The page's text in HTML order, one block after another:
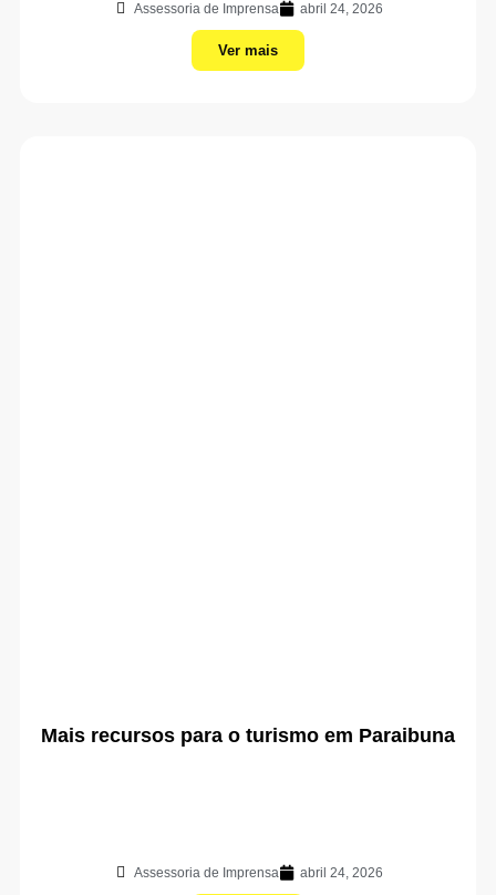
Assessoria de Imprensa abril 24, 2026
Ver mais
Mais recursos para o turismo em Paraibuna
Assessoria de Imprensa abril 24, 2026